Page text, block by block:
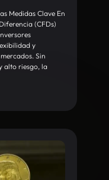
Medidas Clave En
(CFDs)
y
Sin
alto riesgo, la